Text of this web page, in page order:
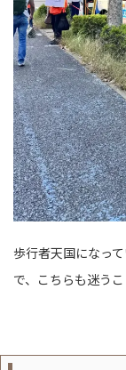
歩行者天国になっ
で、こちらも迷う